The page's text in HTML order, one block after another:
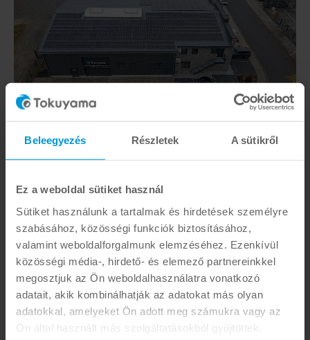
Beleegyezés Részletek A sütikről
Ez a weboldal sütiket használ
Sütiket használunk a tartalmak és hirdetések személyre
szabásához, közösségi funkciók biztosításához,
valamint weboldalforgalmunk elemzéséhez. Ezenkívül
közösségi média-, hirdető- és elemező partnereinkkel
megosztjuk az Ön weboldalhasználatra vonatkozó
adatait, akik kombinálhatják az adatokat más olyan
adatokkal, amelyeket Ön adott meg számukra vagy az
Ön által használt más szolgáltatásokból gyűjtöttek.
A Tokuyama Dental meteleni telephelyének légi képe
A németországi Tokuyama Dental telephelyének légi felvétele